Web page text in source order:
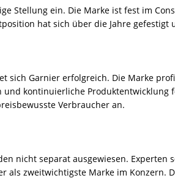
Stellung ein. Die Marke ist fest im
hat sich über die Jahre gefestigt
sich Garnier erfolgreich. Die Marke
kontinuierliche
Verbraucher an.
nicht separat ausgewiesen. Experten
als zweitwichtigste Marke im